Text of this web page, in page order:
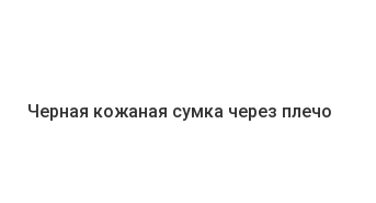
Черная кожаная сумка через плечо